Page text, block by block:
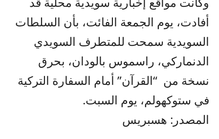
أفادت، يوم الجمعة الفائت، بأن السلطات
السويدية سمحت للمتطرف السويدي
الدنماركي، راسموس بالودان، بحرق
نسخة من “القرآن” أمام السفارة التركية
في ستوكهولم، يوم السبت.
المصدر: هسبريس